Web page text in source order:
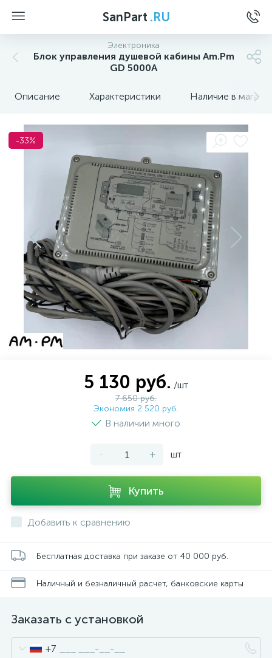
SanPart .RU
Электроника
Блок управления душевой кабины Am.Pm
GD 5000A
Описание Характеристики Наличие в
-33%
5 130 руб. /шт
7 650 руб.
Экономия 2 520 руб.
В наличии много
- + шт
Купить
Добавить к сравнению
Бесплатная доставка при заказе от 40 000 руб.
Наличный и безналичный расчет, банковские карты
Заказать с установкой
+7